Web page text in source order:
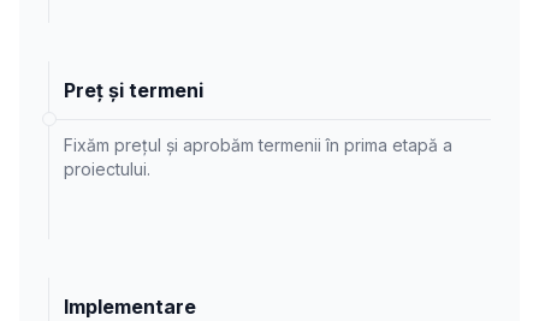
Preț și termeni
Fixăm prețul și aprobăm termenii în prima etapă a
proiectului.
Implementare